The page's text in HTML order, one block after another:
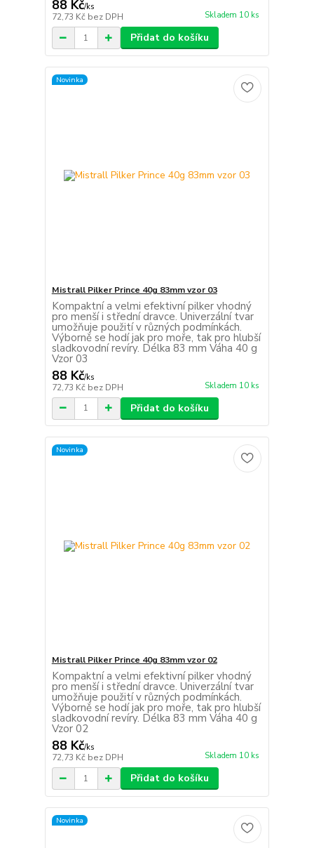
88 Kč/ks
72,73 Kč bez DPH Skladem 10 ks
Přidat do košíku
Novinka
Mistrall Pilker Prince 40g 83mm vzor 03
Kompaktní a velmi efektivní pilker vhodný
pro menší i střední dravce. Univerzální tvar
umožňuje použití v různých podmínkách.
Výborně se hodí jak pro moře, tak pro hlubší
sladkovodní revíry. Délka 83 mm Váha 40 g
Vzor 03
88 Kč/ks
72,73 Kč bez DPH Skladem 10 ks
Přidat do košíku
Novinka
Mistrall Pilker Prince 40g 83mm vzor 02
Kompaktní a velmi efektivní pilker vhodný
pro menší i střední dravce. Univerzální tvar
umožňuje použití v různých podmínkách.
Výborně se hodí jak pro moře, tak pro hlubší
sladkovodní revíry. Délka 83 mm Váha 40 g
Vzor 02
88 Kč/ks
72,73 Kč bez DPH Skladem 10 ks
Přidat do košíku
Novinka